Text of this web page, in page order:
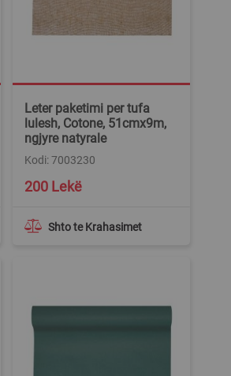
Leter paketimi per tufa
lulesh, Cotone, 51cmx9m,
ngjyre natyrale
Kodi: 7003230
Shto te Krahasimet
200 Lekë